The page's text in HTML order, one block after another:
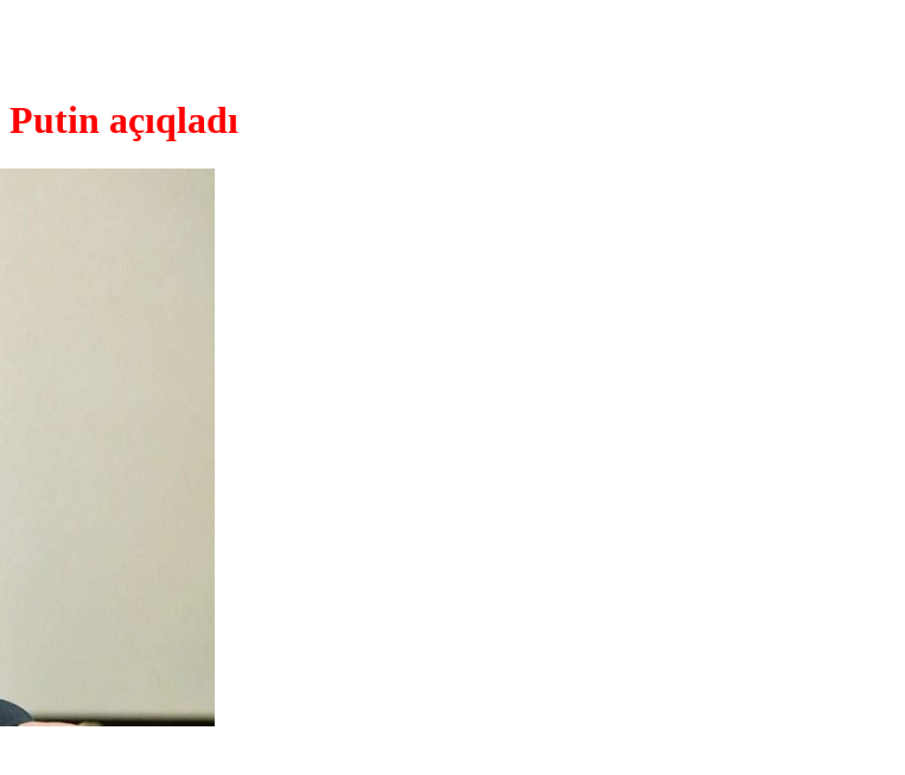
Putin açıqladı